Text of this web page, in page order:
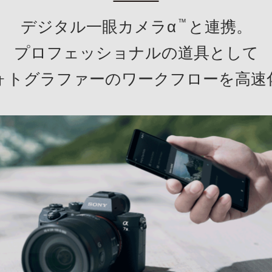
デジタル一眼カメラα ™ と連携。
プロフェッショナルの道具として
トグラファーのワークフローを高速